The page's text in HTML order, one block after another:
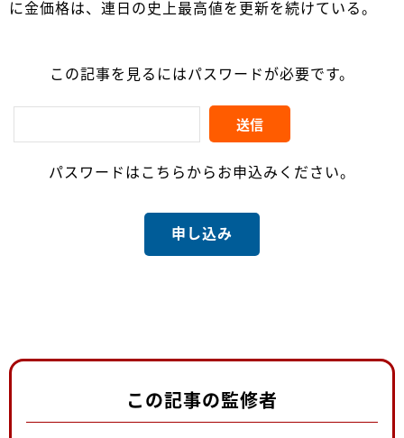
に金価格は、連日の史上最高値を更新を続けている。
この記事を見るにはパスワードが必要です。
パスワードはこちらからお申込みください。
申し込み
この記事の監修者